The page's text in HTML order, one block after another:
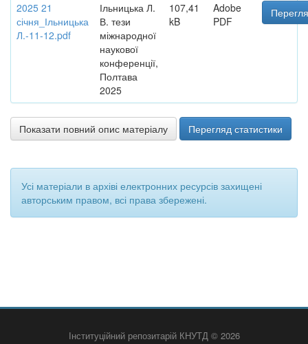
2025 21
січня_Ільницька
Л.-11-12.pdf
Ільницька Л.
В. тези
міжнародної
наукової
конференції,
Полтава
2025
107,41
kB
Adobe
PDF
Показати повний опис матеріалу Перегляд статистики
Усі матеріали в архіві електронних ресурсів захищені
авторським правом, всі права збережені.
Інституційний репозитарій КНУТД © 2026